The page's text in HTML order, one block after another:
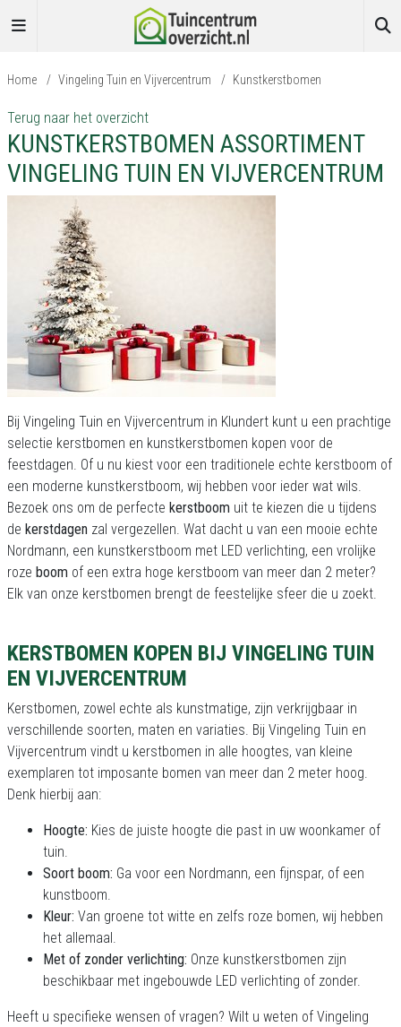
Home / Vingeling Tuin en Vijvercentrum / Kunstkerstbomen
Terug naar het overzicht
KUNSTKERSTBOMEN ASSORTIMENT
VINGELING TUIN EN VIJVERCENTRUM
Bij Vingeling Tuin en Vijvercentrum in Klundert kunt u een prachtige
selectie kerstbomen en kunstkerstbomen kopen voor de
feestdagen. Of u nu kiest voor een traditionele echte kerstboom of
een moderne kunstkerstboom, wij hebben voor ieder wat wils.
Bezoek ons om de perfecte kerstboom uit te kiezen die u tijdens
de kerstdagen zal vergezellen. Wat dacht u van een mooie echte
Nordmann, een kunstkerstboom met LED verlichting, een vrolijke
roze boom of een extra hoge kerstboom van meer dan 2 meter?
Elk van onze kerstbomen brengt de feestelijke sfeer die u zoekt.
KERSTBOMEN KOPEN BIJ VINGELING TUIN
EN VIJVERCENTRUM
Kerstbomen, zowel echte als kunstmatige, zijn verkrijgbaar in
verschillende soorten, maten en variaties. Bij Vingeling Tuin en
Vijvercentrum vindt u kerstbomen in alle hoogtes, van kleine
exemplaren tot imposante bomen van meer dan 2 meter hoog.
Denk hierbij aan:
Hoogte: Kies de juiste hoogte die past in uw woonkamer of
tuin.
Soort boom: Ga voor een Nordmann, een fijnspar, of een
kunstboom.
Kleur: Van groene tot witte en zelfs roze bomen, wij hebben
het allemaal.
Met of zonder verlichting: Onze kunstkerstbomen zijn
beschikbaar met ingebouwde LED verlichting of zonder.
Heeft u specifieke wensen of vragen? Wilt u weten of Vingeling